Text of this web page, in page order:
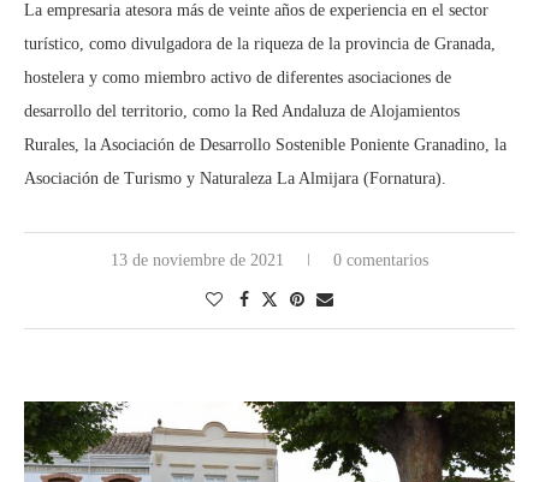
La empresaria atesora más de veinte años de experiencia en el sector
turístico, como divulgadora de la riqueza de la provincia de Granada,
hostelera y como miembro activo de diferentes asociaciones de
desarrollo del territorio, como la Red Andaluza de Alojamientos
Rurales, la Asociación de Desarrollo Sostenible Poniente Granadino, la
Asociación de Turismo y Naturaleza La Almijara (Fornatura).
13 de noviembre de 2021 0 comentarios